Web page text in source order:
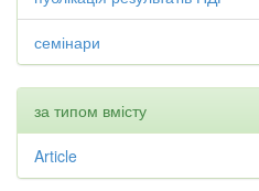
семінари
за типом вмісту
Article